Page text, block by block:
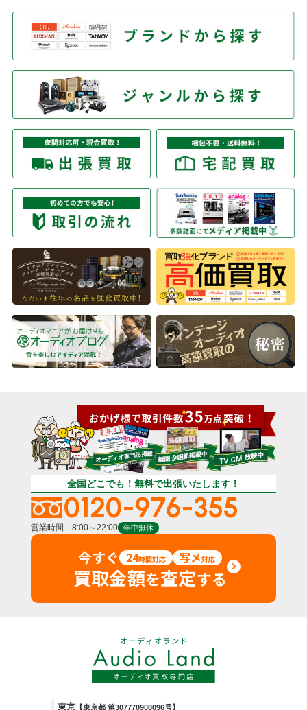
全国どこでも！無料で出張いたします！
0120-976-355
営業時間 8:00～22:00 年中無休
今すぐ 24時間対応 写メ対応
買取金額を査定する
東京 【東京都 第307770908096号】